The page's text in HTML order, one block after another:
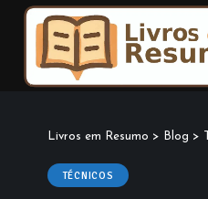
Livros em Resumo > Blog >
TÉCNICOS